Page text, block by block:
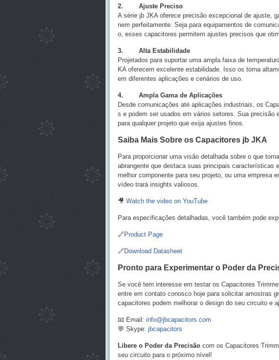
2. Ajuste Preciso
A série jb JKA oferece precisão excepcional de ajuste,
nem perfeitamente. Seja para equipamentos de
o, esses capacitores permitem ajustes precisos que
3. Alta Estabilidade
Projetados para suportar uma ampla faixa de
KA oferecem excelente estabilidade. Isso os torna
em diferentes aplicações e cenários de uso.
4. Ampla Gama de Aplicações
Desde comunicações até aplicações industriais, os
s e podem ser usados em vários setores. Sua precisão
para qualquer projeto que exija ajustes finos.
Saiba Mais Sobre os Capacitores jb JKA
Para proporcionar uma visão detalhada sobre o que
abrangente que destaca suas principais características
melhor componente para seu projeto, ou uma empresa
vídeo trará insights valiosos.
🎥 Watch the video on YouTube
Para especificações detalhadas, você também pode
🔗Product Page
🔗Download Datasheet
Pronto para Experimentar o Poder da
Se você tem interesse em testar os Capacitores
entre em contato conosco hoje para solicitar amostras
capacitores podem melhorar o design do seu circuito e
📧 Email: info@jbcapacitors.com
💬 Skype: jbcapacitors
Libere o Poder da Precisãocom os Capacitores
seu circuito para o próximo nível!